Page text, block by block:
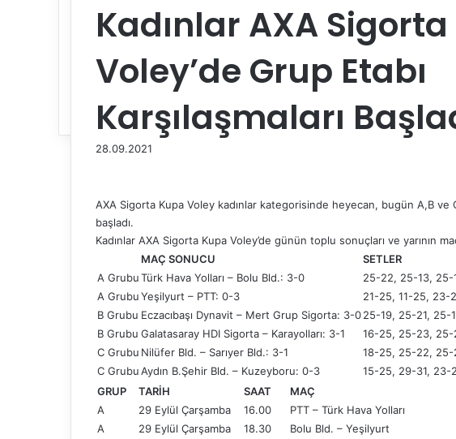
Kadınlar AXA
Voley’de Grup Etabı
Karşılaşmaları
28.09.2021
AXA Sigorta Kupa Voley kadınlar kategorisinde heyecan, bugün A,B ve
başladı.
Kadınlar AXA Sigorta Kupa Voley’de günün toplu sonuçları ve yarının
MAÇ SONUCU
SETLER
A GrubuTürk Hava Yolları – Bolu Bld.: 3-0 25-22, 25-13, 25-
A GrubuYeşilyurt – PTT: 0-3 21-25, 11-25, 23-
B Grubu Eczacıbaşı Dynavit – Mert Grup Sigorta: 3-025-19, 25-21, 25-
B Grubu Galatasaray HDI Sigorta – Karayolları: 3-1 16-25, 25-23,
C Grubu Nilüfer Bld. – Sarıyer Bld.: 3-1 18-25, 25-22,
C GrubuAydın B.Şehir Bld. – Kuzeyboru: 0-3 15-25, 29-31, 23-
GRUP
TARİH SAAT MAÇ
A
29 Eylül Çarşamba 16.00 PTT – Türk Hava Yolları
A
29 Eylül Çarşamba 18.30 Bolu Bld. – Yeşilyurt